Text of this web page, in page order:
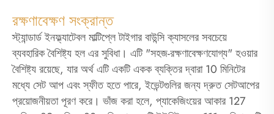
রক্ষণাবেক্ষণ সংক্রান্ত
স্ট্যান্ডার্ড ইনফ্ল্যাটেবল মাল্টিপ্লে টাইগার বাউন্সি ক্যাসলের সবচেয়ে
ব্যবহারিক বৈশিষ্ট্য হল এর সুবিধা। এটি "সহজ-রক্ষণাবেক্ষণযোগ্য" হওয়ার
বৈশিষ্ট্য রয়েছে, যার অর্থ এটি একটি একক ব্যক্তির দ্বারা 10 মিনিটের
মধ্যে সেট আপ এবং স্ফীত হতে পারে, ইভেন্টগুলির জন্য দ্রুত সেটআপের
প্রয়োজনীয়তা পূরণ করে। ভাঁজ করা হলে, প্যাকেজিংয়ের আকার 127